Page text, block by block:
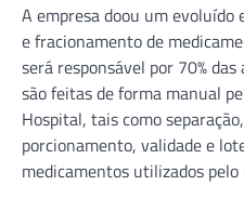
A empresa doou um
e fracionamento de
será responsável por 70%
são feitas de forma manual
Hospital, tais como
porcionamento, validade e
medicamentos utilizados